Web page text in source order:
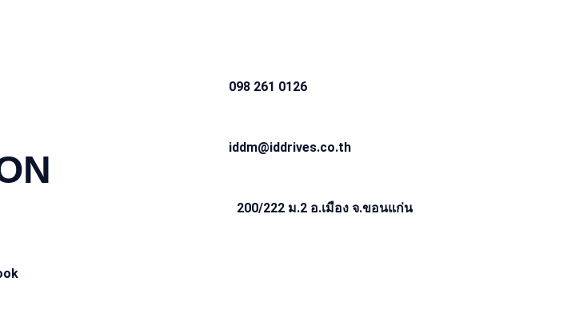
098 261 0126
iddm@iddrives.co.th
200/222 ม.2 อ.เมือง จ.ขอนแก่น